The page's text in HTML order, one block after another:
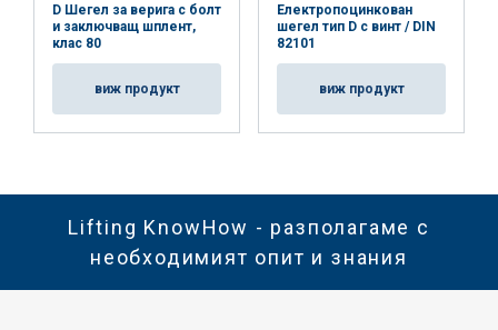
D Шегел за верига с болт
и заключващ шплент,
клас 80
виж продукт
Електропоцинкован
шегел тип D с винт / DIN
82101
виж продукт
Lifting KnowHow - разполагаме с
необходимият опит и знания